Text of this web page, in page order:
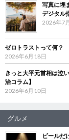
写真に埋
デジタル
2026年7
ゼロトラストって何？
2026年6月18日
きっと大平元首相は泣
治コラム】
2026年6月10日
グルメ
ビールだ